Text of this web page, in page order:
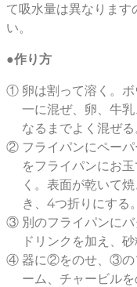
て吸水量は異なります
い。
●作り方
① 卵は割って溶く。
一に混ぜ、卵、牛
なるまでよく混ぜる
② フライパンにペー
をフライパンにお
く。表面が乾いて
き、4つ折りにする
③ 別のフライパンに
ドリンクを加え、
④ 器に②をのせ、③の
ーム、チャービルを